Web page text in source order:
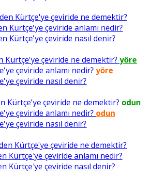
Kürtçe'ye çeviride ne demektir?
Kürtçe'ye çeviride anlamı nedir?
Kürtçe'ye çeviride nasıl denir?
Kürtçe'ye çeviride ne demektir? yöre
çeviride anlamı nedir? yöre
çeviride nasıl denir?
Kürtçe'ye çeviride ne demektir? odun
çeviride anlamı nedir? odun
çeviride nasıl denir?
Kürtçe'ye çeviride ne demektir?
Kürtçe'ye çeviride anlamı nedir?
Kürtçe'ye çeviride nasıl denir?